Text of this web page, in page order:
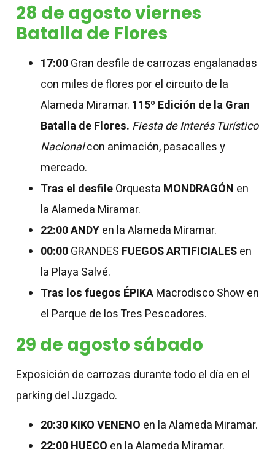
28 de agosto viernes
Batalla de Flores
17:00Gran desfile de carrozas engalanadas
con miles de flores por el circuito de la
Alameda Miramar. 115º Edición de la Gran
Batalla de Flores. Fiesta de Interés Turístico
Nacionalcon animación, pasacalles y
mercado.
Tras el desfileOrquesta MONDRAGÓN en
la Alameda Miramar.
22:00ANDYen la Alameda Miramar.
00:00GRANDES FUEGOS ARTIFICIALESen
la Playa Salvé.
Tras los fuegos ÉPIKAMacrodisco Show en
el Parque de los Tres Pescadores.
29 de agosto sábado
Exposición de carrozas durante todo el día en el
parking del Juzgado.
20:30KIKO VENENO en la Alameda Miramar.
22:00HUECO en la Alameda Miramar.